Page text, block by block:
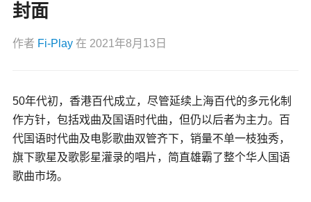
封面
作者 Fi-Play 在 2021年8月13日
50年代初，香港百代成立，尽管延续上海百代的多元化制
作方针，包括戏曲及国语时代曲，但仍以后者为主力。百
代国语时代曲及电影歌曲双管齐下，销量不单一枝独秀，
旗下歌星及歌影星灌录的唱片，简直雄霸了整个华人国语
歌曲市场。